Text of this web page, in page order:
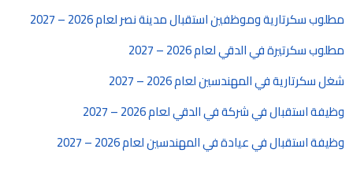
مطلوب سكرتارية وموظفين استقبال مدينة نصر لعام 2026 – 2027
مطلوب سكرتيرة في الدقي لعام 2026 – 2027
شغل سكرتارية في المهندسين لعام 2026 – 2027
وظيفة استقبال في شركة في الدقي لعام 2026 – 2027
وظيفة استقبال في عيادة في المهندسين لعام 2026 – 2027